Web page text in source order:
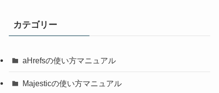
カテゴリー
aHrefsの使い方マニュアル
Majesticの使い方マニュアル